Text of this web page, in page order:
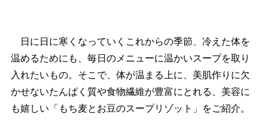
日に日に寒くなっていくこれからの季節、冷えた体を
温めるためにも、毎日のメニューに温かいスープを取り
入れたいもの。そこで、体が温まる上に、美肌作りに欠
かせないたんぱく質や食物繊維が豊富にとれる、美容に
も嬉しい「もち麦とお豆のスープリゾット」をご紹介。